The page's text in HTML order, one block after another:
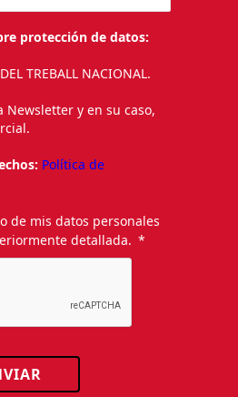
protección de datos:
TREBALL NACIONAL.
Newsletter y en su caso,
Política de
de mis datos personales
detallada.